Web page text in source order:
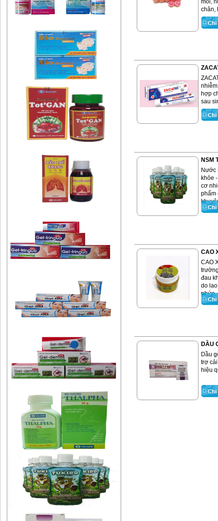
môi,
chân,
hợp
sau
NSM
Nước
khỏe
cơ
phẩm
CAO
CAO
đau
do
nhức
DẦU
Dầu
trợ
hiệu